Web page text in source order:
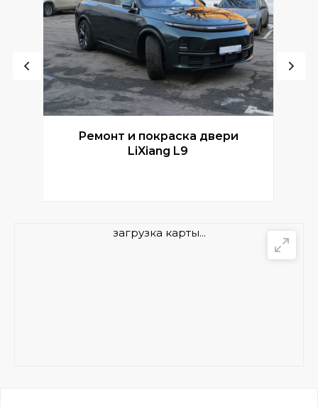
Ремонт и покраска двери
LiXiang L9
загрузка карты...